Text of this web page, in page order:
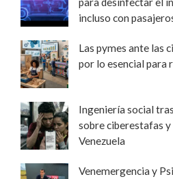
incluso con
Las pymes ante las
por lo esencial para
Ingeniería social
sobre ciberestafas
Venezuela
Venemergencia y